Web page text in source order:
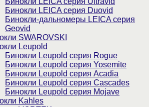
Бинокли LEICA серия Duovid
Бинокли-дальномеры LEICA серия
Geovid
SWAROVSKI
Leupold
Бинокли Leupold серия Rogue
Бинокли Leupold серия Yosemite
Бинокли Leupold серия Acadia
Бинокли Leupold серия Cascades
Бинокли Leupold серия Mojave
Kahles